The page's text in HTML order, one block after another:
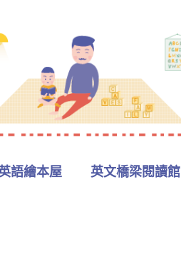
語繪本屋 英文橋梁閱讀館